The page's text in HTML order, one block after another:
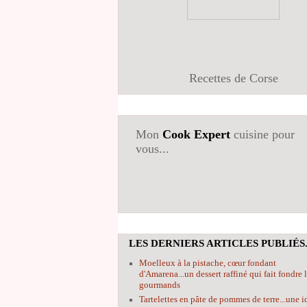
Recettes de Corse
Mon Cook Expert cuisine pour
vous...
LES DERNIERS ARTICLES
Moelleux à la pistache, cœur fondant
d'Amarena...un dessert raffiné qui fait fondre
gourmands
Tartelettes en pâte de pommes de terre...une